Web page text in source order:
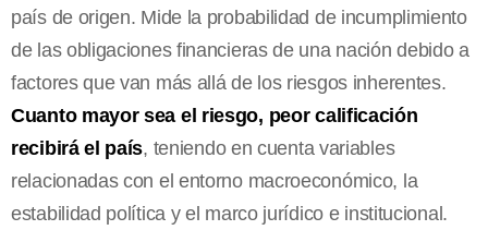
país de origen. Mide la probabilidad de incumplimiento
de las obligaciones financieras de una nación debido a
factores que van más allá de los riesgos inherentes.
Cuanto mayor sea el riesgo, peor calificación
recibirá el país, teniendo en cuenta variables
relacionadas con el entorno macroeconómico, la
estabilidad política y el marco jurídico e institucional.